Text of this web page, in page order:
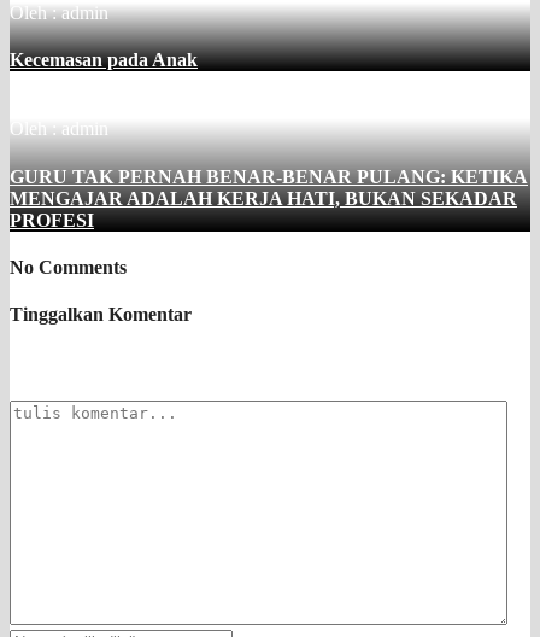
Oleh : admin
Kecemasan pada Anak
Oleh : admin
GURU TAK PERNAH BENAR-BENAR PULANG: KETIKA
MENGAJAR ADALAH KERJA HATI, BUKAN SEKADAR
PROFESI
No Comments
Tinggalkan Komentar